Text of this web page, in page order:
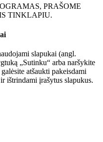
PRAŠOME
TINKLAPIU.
slapukai (angl.
„Sutinku“ arba naršykite
atšaukti pakeisdami
ištrindami įrašytus slapukus.